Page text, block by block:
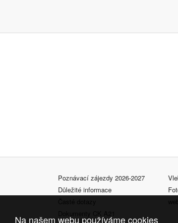
Poznávací zájezdy 2026-2027
Důležité informace
Na našem webu používáme cookies